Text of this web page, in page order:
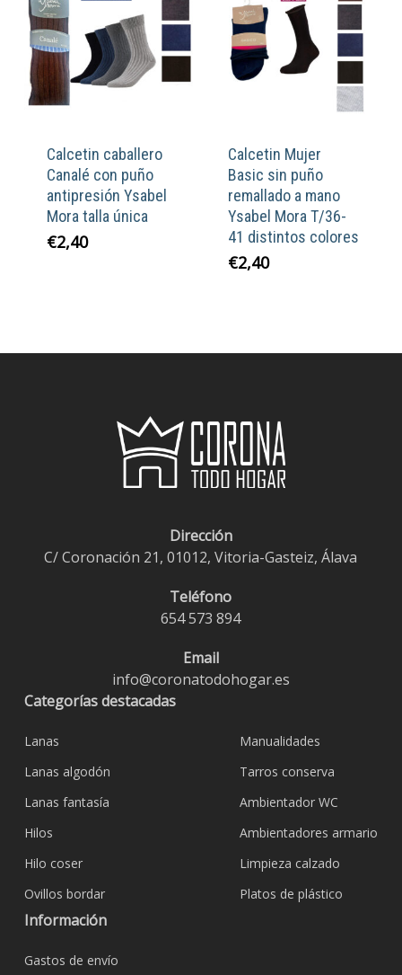
Calcetin caballero
Canalé con puño
antipresión Ysabel
Mora talla única
€2,40
Calcetin Mujer
Basic sin puño
remallado a mano
Ysabel Mora T/36-
41 distintos colores
€2,40
Dirección
C/ Coronación 21, 01012, Vitoria-Gasteiz, Álava
Teléfono
654 573 894
Email
info@coronatodohogar.es
Categorías destacadas
Lanas
Lanas algodón
Lanas fantasía
Hilos
Hilo coser
Ovillos bordar
Manualidades
Tarros conserva
Ambientador WC
Ambientadores armario
Limpieza calzado
Platos de plástico
Información
Gastos de envío